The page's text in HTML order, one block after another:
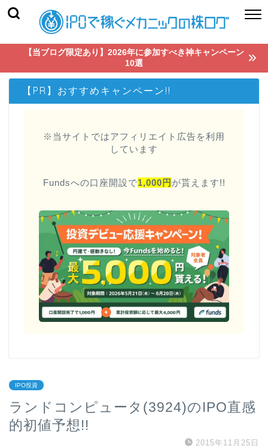
【当ブログ限定あり】2026年に参加すべき神キャンペーン
10選
【PR】おすすめキャンペーン!!
※当サイトではアフィリエイト広告を利用
しています
Fundsへの口座開設で1,000円 が貰えます!!
IPO投資
ランドコンピュータ(3924)のIPO直感
的初値予想!!
2015年11月25日